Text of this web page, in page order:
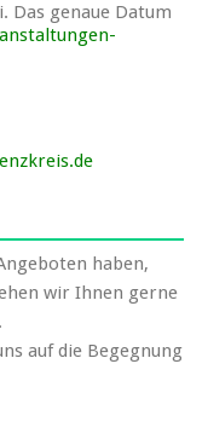
Das genaue Datum
haben,
wir Ihnen gerne
auf die Begegnung